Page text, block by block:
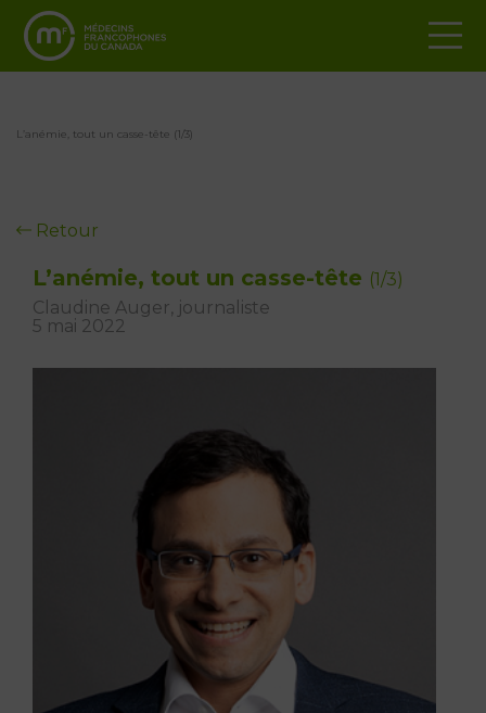
L’anémie, tout un casse-tête (1/3)
Retour
L’anémie, tout un casse-tête (1/3)
Claudine Auger, journaliste
5 mai 2022